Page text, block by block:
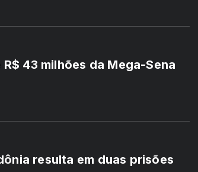
43 milhões da Mega-Sena
resulta em duas prisões